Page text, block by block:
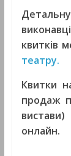
квитків
театру.
Квитки
продаж
онлайн.